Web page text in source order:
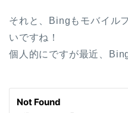
それと、Bingもモバイル
いですね！
個人的にですが最近、